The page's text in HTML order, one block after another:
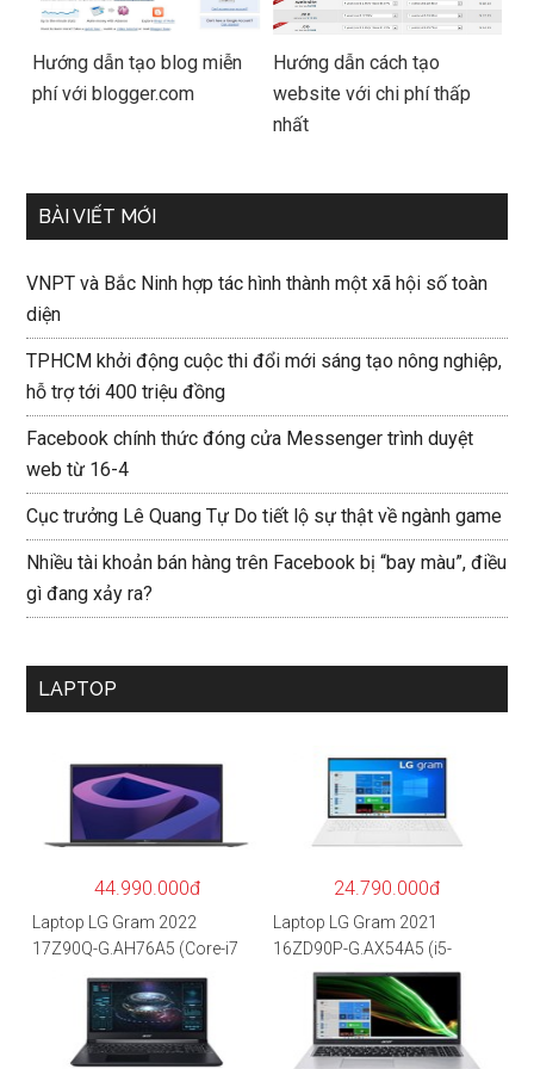
Hướng dẫn tạo blog miễn
phí với blogger.com
Hướng dẫn cách tạo
website với chi phí thấp
nhất
BÀI VIẾT MỚI
VNPT và Bắc Ninh hợp tác hình thành một xã hội số toàn
diện
TPHCM khởi động cuộc thi đổi mới sáng tạo nông nghiệp,
hỗ trợ tới 400 triệu đồng
Facebook chính thức đóng cửa Messenger trình duyệt
web từ 16-4
Cục trưởng Lê Quang Tự Do tiết lộ sự thật về ngành game
Nhiều tài khoản bán hàng trên Facebook bị “bay màu”, điều
gì đang xảy ra?
LAPTOP
44.990.000đ
Laptop LG Gram 2022
17Z90Q-G.AH76A5 (Core-i7
1260P/16GB/512GB/17″
WQXGA/Win 11/Xám)
24.790.000đ
Laptop LG Gram 2021
16ZD90P-G.AX54A5 (i5-
1135G7/8GB RAM/512GB
SSD/16″WQXGA/Dos/Trắng)